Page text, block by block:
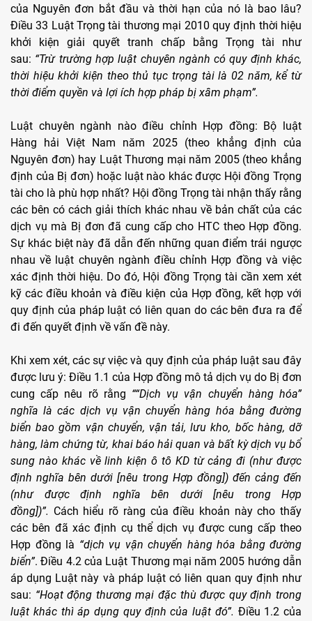
của Nguyên đơn bắt đầu và thời hạn của nó là bao lâu?
Điều 33 Luật Trọng tài thương mại 2010 quy định thời hiệu
khởi kiện giải quyết tranh chấp bằng Trọng tài như
sau: “Trừ trường hợp luật chuyên ngành có quy định khác,
thời hiệu khởi kiện theo thủ tục trọng tài là 02 năm, kể từ
thời điểm quyền và lợi ích hợp pháp bị xâm phạm”.
Luật chuyên ngành nào điều chỉnh Hợp đồng: Bộ luật
Hàng hải Việt Nam năm 2025 (theo khẳng định của
Nguyên đơn) hay Luật Thương mại năm 2005 (theo khẳng
định của Bị đơn) hoặc luật nào khác được Hội đồng Trọng
tài cho là phù hợp nhất? Hội đồng Trọng tài nhận thấy rằng
các bên có cách giải thích khác nhau về bản chất của các
dịch vụ mà Bị đơn đã cung cấp cho HTC theo Hợp đồng.
Sự khác biệt này đã dẫn đến những quan điểm trái ngược
nhau về luật chuyên ngành điều chỉnh Hợp đồng và việc
xác định thời hiệu. Do đó, Hội đồng Trọng tài cần xem xét
kỹ các điều khoản và điều kiện của Hợp đồng, kết hợp với
quy định của pháp luật có liên quan do các bên đưa ra để
đi đến quyết định về vấn đề này.
Khi xem xét, các sự việc và quy định của pháp luật sau đây
được lưu ý: Điều 1.1 của Hợp đồng mô tả dịch vụ do Bị đơn
cung cấp nêu rõ rằng ““Dịch vụ vận chuyển hàng hóa”
nghĩa là các dịch vụ vận chuyển hàng hóa bằng đường
biển bao gồm vận chuyển, vận tải, lưu kho, bốc hàng, dỡ
hàng, làm chứng từ, khai báo hải quan và bất kỳ dịch vụ bổ
sung nào khác về linh kiện ô tô KD từ cảng đi (như được
định nghĩa bên dưới [nêu trong Hợp đồng]) đến cảng đến
(như được định nghĩa bên dưới [nêu trong Hợp
đồng])”. Cách hiểu rõ ràng của điều khoản này cho thấy
các bên đã xác định cụ thể dịch vụ được cung cấp theo
Hợp đồng là “dịch vụ vận chuyển hàng hóa bằng đường
biển”. Điều 4.2 của Luật Thương mại năm 2005 hướng dẫn
áp dụng Luật này và pháp luật có liên quan quy định như
sau: “Hoạt động thương mại đặc thù được quy định trong
luật khác thì áp dụng quy định của luật đó”. Điều 1.2 của